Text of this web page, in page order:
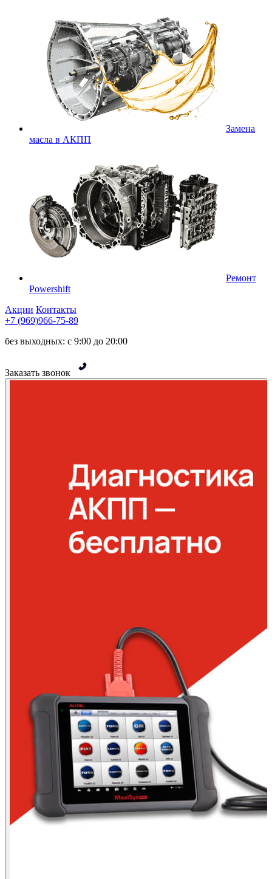
Замена
масла в АКПП
Ремонт
Powershift
Акции Контакты
+7 (969)966-75-89
без выходных: с 9:00 до 20:00
Заказать звонок